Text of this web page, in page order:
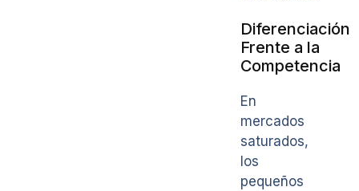
Diferenciación
Frente a la
Competencia
En
mercados
saturados,
los
pequeños